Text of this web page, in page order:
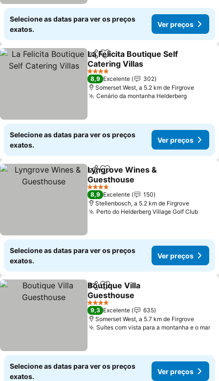
Selecione as datas para ver os preços
exatos.
Ver preços
PartilharAdicionar aos favoritos
La Felicita Boutique Self
Catering Villas
4 Estrelas
8,9 Excelente
302
Somerset West, a 5.2 km de Firgrove
Cenário da montanha Helderberg
Selecione as datas para ver os preços
exatos.
Ver preços
PartilharAdicionar aos favoritos
Lyngrove Wines &
Guesthouse
4 Estrelas
8,9 Excelente
150
Stellenbosch, a 5.2 km de Firgrove
Perto do Helderberg Village Golf Club
Selecione as datas para ver os preços
exatos.
Ver preços
PartilharAdicionar aos favoritos
Boutique Villa
Guesthouse
4 Estrelas
9,3 Excelente
635
Somerset West, a 5.7 km de Firgrove
Suítes com vista para a montanha e o mar
Selecione as datas para ver os preços
exatos.
Ver preços